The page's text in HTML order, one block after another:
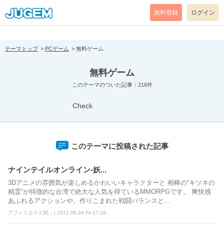
[pear_error: message="Success" code=0 mode=return level=notice
prefix="" info=""]
無料登録 ログイン
テーマトップ PCゲーム 無料ゲーム
無料ゲーム
このテーマのついた記事：216件
Check
このテーマに投稿された記事
ナインテイルオンライン‐妖...
3Dアニメの雰囲気が楽しめるかわいいキャラクターと 相棒の“キツネの
精霊”が特徴的な台湾で絶大な人気を得ているMMORPGです。 爽快感
あふれるアクションや、作りこまれた戦闘バランスと...
アフィリエイト関... | 2011.06.24 Fri 17:26